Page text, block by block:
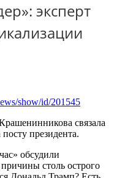
эксперт
show/id/201545
связала
президента.
обсудили
столь острого